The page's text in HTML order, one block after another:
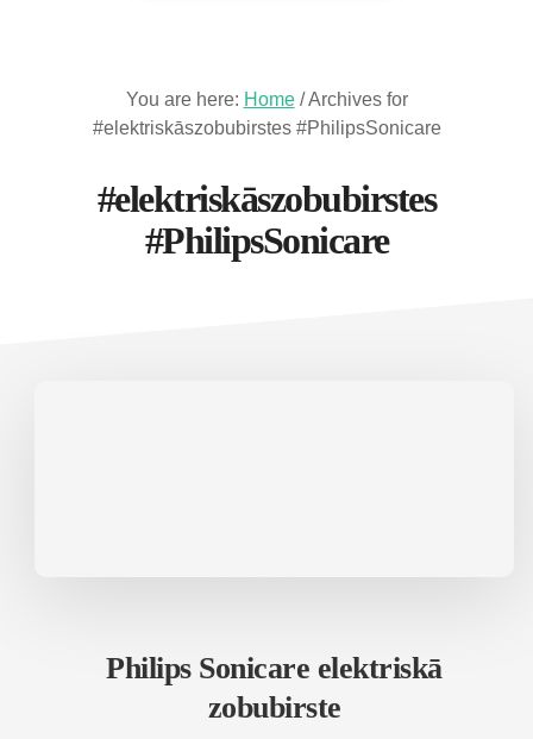
You are here: Home /Archives for
#elektriskāszobubirstes #PhilipsSonicare
#elektriskāszobubirstes
#PhilipsSonicare
Philips Sonicare elektriskā
zobubirste